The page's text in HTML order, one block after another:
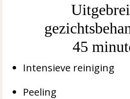
45
Intensieve reiniging
Peeling